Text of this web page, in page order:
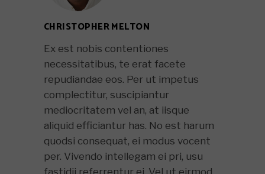
CHRISTOPHER MELTON
Ex est nobis contentiones
necessitatibus, te erat facete
repudiandae eos. Per ut impetus
complectitur, suscipiantur
mediocritatem vel an, at iisque
aliquid efficiantur has. No est harum
quodsi consequat, ei modus vocent
per. Vivendo intellegam ei pri, usu
fastidii referrentur ei. Vel ut eirmod